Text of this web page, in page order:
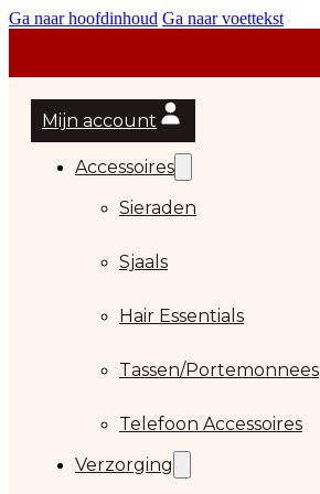
Ga naar hoofdinhoud Ga naar voettekst
Mijn account
Accessoires
Sieraden
Sjaals
Hair Essentials
Tassen/Portemonnees
Telefoon Accessoires
Verzorging